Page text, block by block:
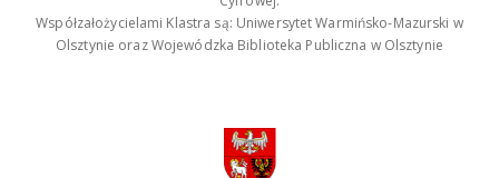
Współzałożycielami Klastra są: Uniwersytet Warmińsko-Mazurski w
Olsztynie oraz Wojewódzka Biblioteka Publiczna w Olsztynie